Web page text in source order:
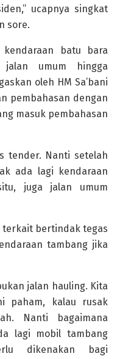
ucapnya singkat
sore.
kendaraan batu bara
jalan umum hingga
oleh HM Sa’bani
pembahasan dengan
masuk pembahasan
tender. Nanti setelah
ada lagi kendaraan
juga jalan umum
terkait bertindak tegas
tambang jika
jalan hauling. Kita
paham, kalau rusak
Nanti bagaimana
lagi mobil tambang
dikenakan bagi